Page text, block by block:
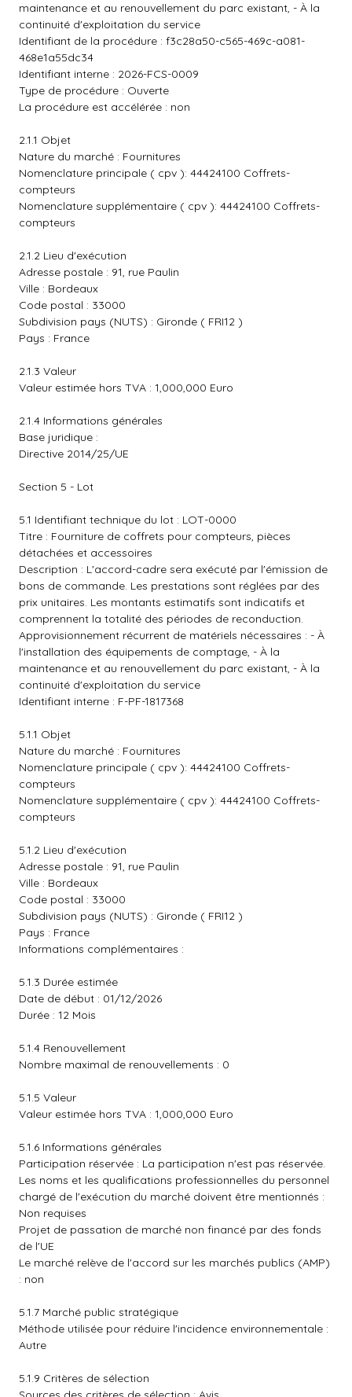
maintenance et au renouvellement du parc existant, - À la
continuité d'exploitation du service
Identifiant de la procédure : f3c28a50-c565-469c-a081-
468e1a55dc34
Identifiant interne : 2026-FCS-0009
Type de procédure : Ouverte
La procédure est accélérée : non
2.1.1 Objet
Nature du marché : Fournitures
Nomenclature principale ( cpv ): 44424100 Coffrets-
compteurs
Nomenclature supplémentaire ( cpv ): 44424100 Coffrets-
compteurs
2.1.2 Lieu d'exécution
Adresse postale : 91, rue Paulin
Ville : Bordeaux
Code postal : 33000
Subdivision pays (NUTS) : Gironde ( FRI12 )
Pays : France
2.1.3 Valeur
Valeur estimée hors TVA : 1,000,000 Euro
2.1.4 Informations générales
Base juridique :
Directive 2014/25/UE
Section 5 - Lot
5.1 Identifiant technique du lot : LOT-0000
Titre : Fourniture de coffrets pour compteurs, pièces
détachées et accessoires
Description : L'accord-cadre sera exécuté par l'émission de
bons de commande. Les prestations sont réglées par des
prix unitaires. Les montants estimatifs sont indicatifs et
comprennent la totalité des périodes de reconduction.
Approvisionnement récurrent de matériels nécessaires : - À
l'installation des équipements de comptage, - À la
maintenance et au renouvellement du parc existant, - À la
continuité d'exploitation du service
Identifiant interne : F-PF-1817368
5.1.1 Objet
Nature du marché : Fournitures
Nomenclature principale ( cpv ): 44424100 Coffrets-
compteurs
Nomenclature supplémentaire ( cpv ): 44424100 Coffrets-
compteurs
5.1.2 Lieu d'exécution
Adresse postale : 91, rue Paulin
Ville : Bordeaux
Code postal : 33000
Subdivision pays (NUTS) : Gironde ( FRI12 )
Pays : France
Informations complémentaires :
5.1.3 Durée estimée
Date de début : 01/12/2026
Durée : 12 Mois
5.1.4 Renouvellement
Nombre maximal de renouvellements : 0
5.1.5 Valeur
Valeur estimée hors TVA : 1,000,000 Euro
5.1.6 Informations générales
Participation réservée : La participation n'est pas réservée.
Les noms et les qualifications professionnelles du personnel
chargé de l'exécution du marché doivent être mentionnés :
Non requises
Projet de passation de marché non financé par des fonds
de l'UE
Le marché relève de l'accord sur les marchés publics (AMP)
: non
5.1.7 Marché public stratégique
Méthode utilisée pour réduire l'incidence environnementale :
Autre
5.1.9 Critères de sélection